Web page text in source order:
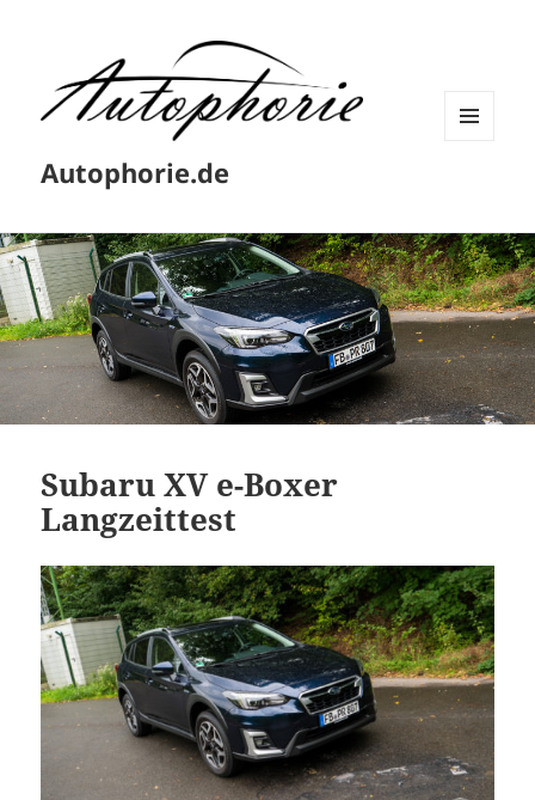
Autophorie.de
Subaru XV e-Boxer
Langzeittest